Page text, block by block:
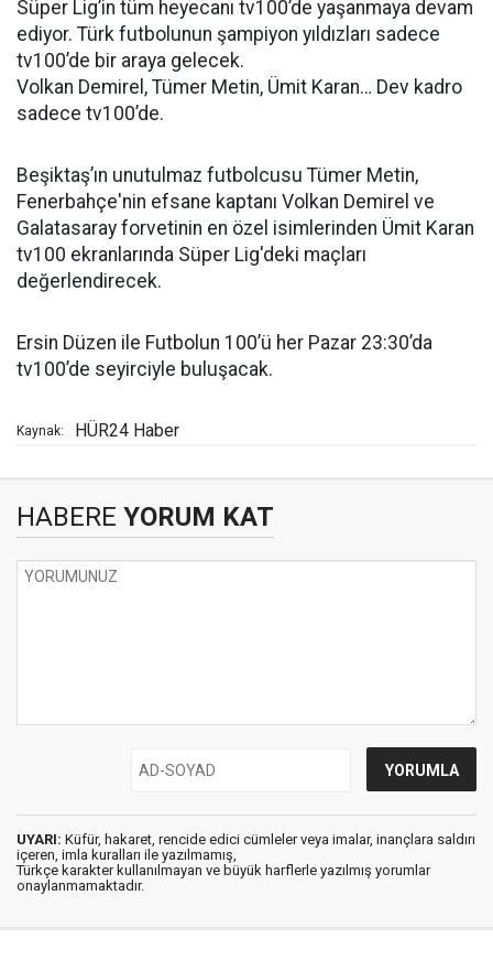
Süper Lig’in tüm heyecanı tv100’de yaşanmaya devam
ediyor. Türk futbolunun şampiyon yıldızları sadece
tv100’de bir araya gelecek.
Volkan Demirel, Tümer Metin, Ümit Karan… Dev kadro
sadece tv100’de.
Beşiktaş’ın unutulmaz futbolcusu Tümer Metin,
Fenerbahçe'nin efsane kaptanı Volkan Demirel ve
Galatasaray forvetinin en özel isimlerinden Ümit Karan
tv100 ekranlarında Süper Lig'deki maçları
değerlendirecek.
Ersin Düzen ile Futbolun 100’ü her Pazar 23:30’da
tv100’de seyirciyle buluşacak.
Kaynak: HÜR24 Haber
HABERE YORUM KAT
UYARI: Küfür, hakaret, rencide edici cümleler veya imalar, inançlara saldırı
içeren, imla kuralları ile yazılmamış,
Türkçe karakter kullanılmayan ve büyük harflerle yazılmış yorumlar
onaylanmamaktadır.